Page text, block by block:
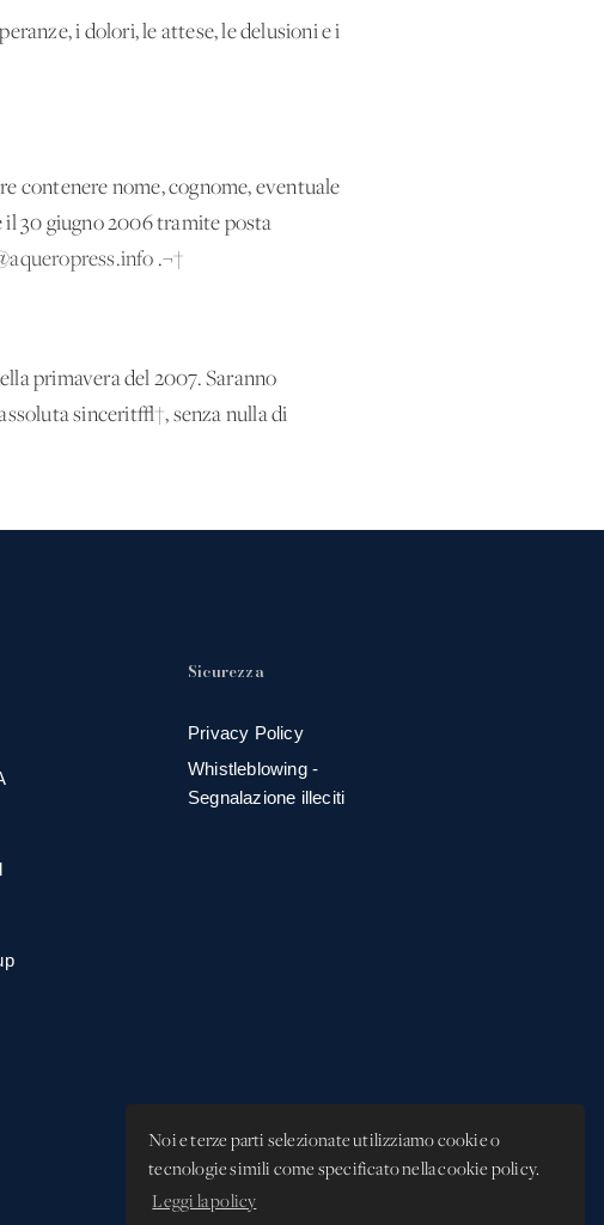
Noi e terze parti selezionate utilizziamo cookie o
tecnologie simili come specificato nella cookie policy.
Leggi la policy
i dolori, le attese, le delusioni e i
contenere nome, cognome, eventuale
il 30 giugno 2006 tramite posta
.¬†
primavera del 2007. Saranno
sincerit√†, senza nulla di
Sicurezza
Privacy Policy
Whistleblowing -
Segnalazione illeciti